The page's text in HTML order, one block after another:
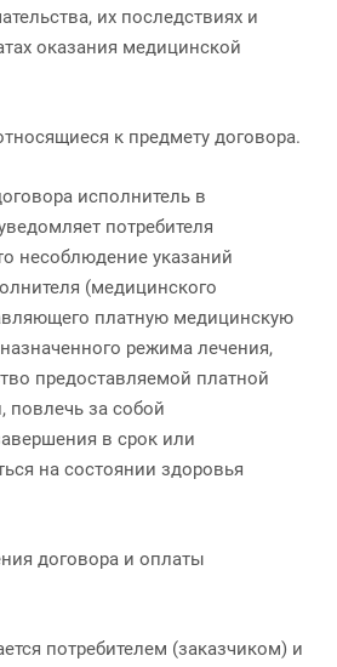
их последствиях и
оказания медицинской
к предмету договора.
исполнитель в
потребителя
несоблюдение указаний
(медицинского
платную медицинскую
режима лечения,
предоставляемой платной
повлечь за собой
в срок или
на состоянии здоровья
договора и оплаты
потребителем (заказчиком) и